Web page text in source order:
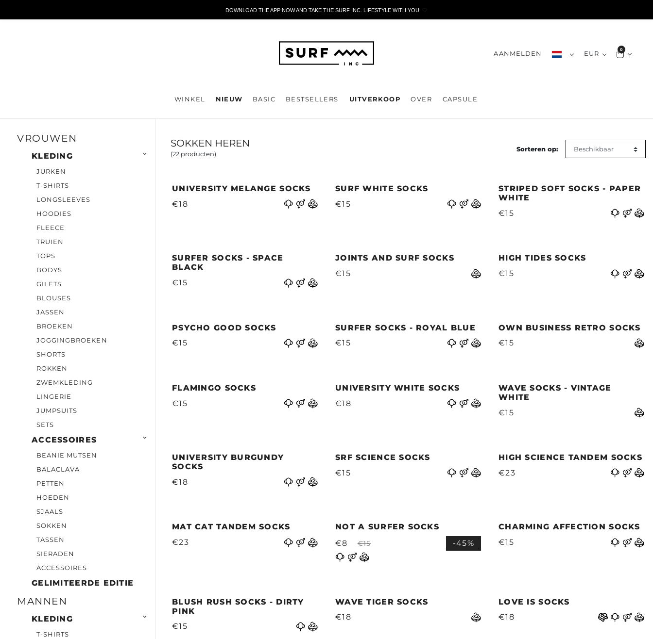
DOWNLOAD THE APP NOW AND TAKE THE SURF INC. LIFESTYLE WITH YOU 🤍
AANMELDEN EUR 0
WINKEL NIEUW BASIC BESTSELLERS UITVERKOOP OVER CAPSULE
VROUWEN
KLEDING 
JURKEN
T-SHIRTS
LONGSLEEVES
HOODIES
FLEECE
TRUIEN
TOPS
BODYS
GILETS
BLOUSES
JASSEN
BROEKEN
JOGGINGBROEKEN
SHORTS
ROKKEN
ZWEMKLEDING
LINGERIE
JUMPSUITS
SETS
ACCESSOIRES 
BEANIE MUTSEN
BALACLAVA
PETTEN
HOEDEN
SJAALS
SOKKEN
TASSEN
SIERADEN
ACCESSOIRES
GELIMITEERDE EDITIE
MANNEN
KLEDING 
T-SHIRTS
SOKKEN HEREN
(22 producten)
Sorteren op:
UNIVERSITY MELANGE SOCKS
€18
SURF WHITE SOCKS
€15
STRIPED SOFT SOCKS - PAPER
WHITE
€15
SURFER SOCKS - SPACE
BLACK
€15
JOINTS AND SURF SOCKS
€15
HIGH TIDES SOCKS
€15
PSYCHO GOOD SOCKS
€15
SURFER SOCKS - ROYAL BLUE
€15
OWN BUSINESS RETRO SOCKS
€15
FLAMINGO SOCKS
€15
UNIVERSITY WHITE SOCKS
€18
WAVE SOCKS - VINTAGE
WHITE
€15
UNIVERSITY BURGUNDY
SOCKS
€18
SRF SCIENCE SOCKS
€15
HIGH SCIENCE TANDEM SOCKS
€23
MAT CAT TANDEM SOCKS
€23
NOT A SURFER SOCKS
€8
€15 -45%
CHARMING AFFECTION SOCKS
€15
BLUSH RUSH SOCKS - DIRTY
PINK
€15
WAVE TIGER SOCKS
€18
LOVE IS SOCKS
€18